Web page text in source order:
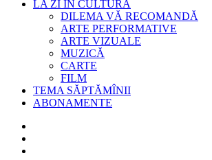
LA ZI ÎN CULTURĂ
DILEMA VĂ RECOMANDĂ
ARTE PERFORMATIVE
ARTE VIZUALE
MUZICĂ
CARTE
FILM
TEMA SĂPTĂMÎNII
ABONAMENTE